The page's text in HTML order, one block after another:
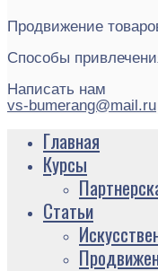
Продвижение
Способы
Написать нам
vs-bumerang@mail.ru
Главная
Курсы
Статьи